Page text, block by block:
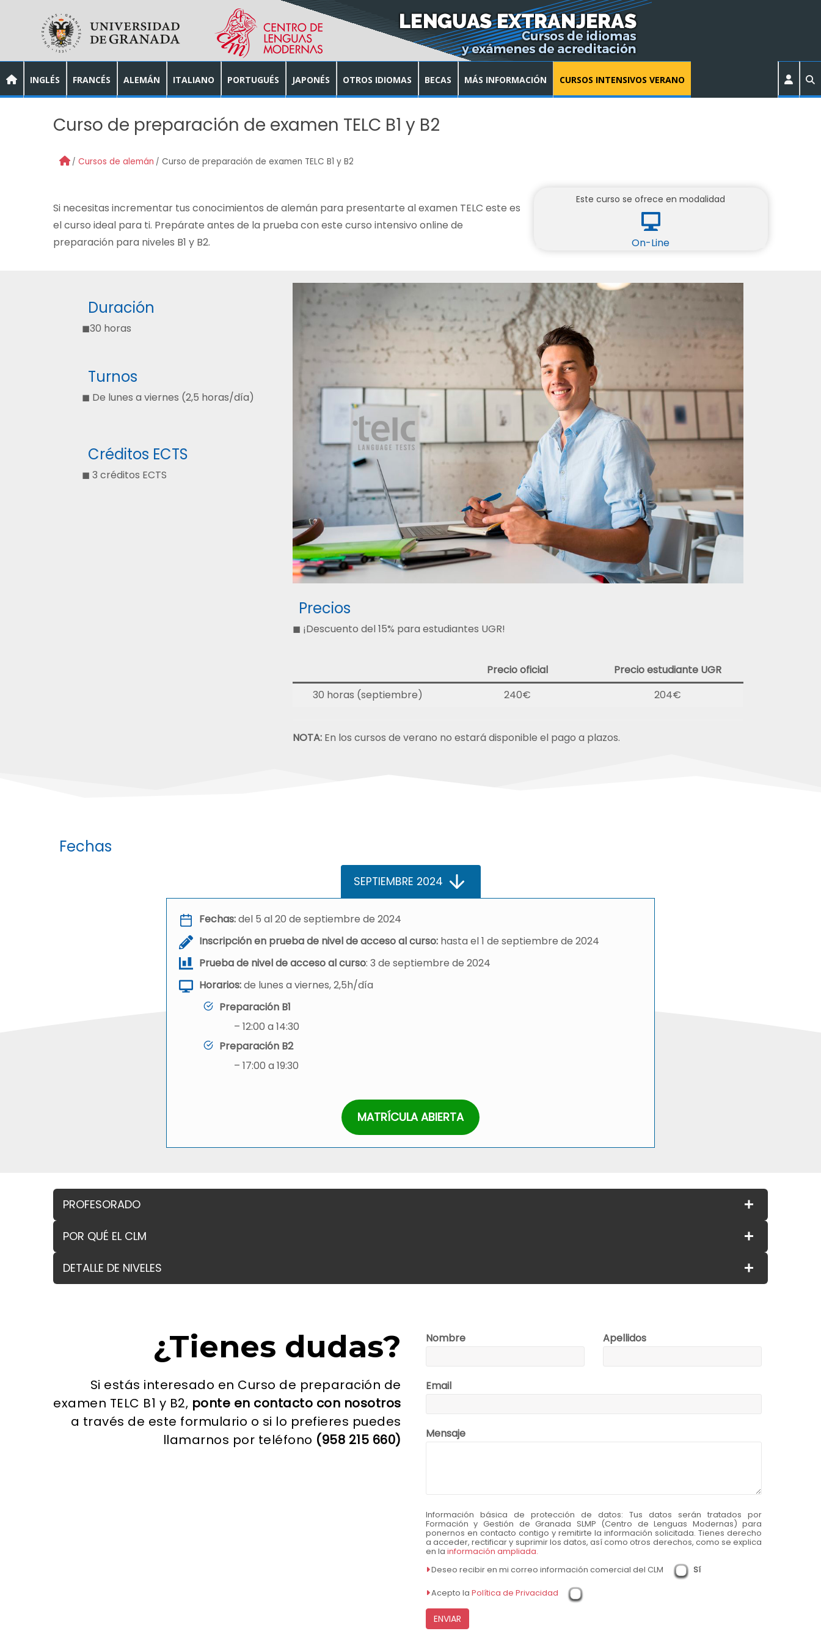
INGLÉS FRANCÉS ALEMÁN ITALIANO PORTUGUÉS JAPONÉS OTROS IDIOMAS BECAS MÁS INFORMACIÓN CURSOS INTENSIVOS VERANO
Curso de preparación de examen TELC B1 y B2
Cursos de alemán Curso de preparación de examen TELC B1 y B2
Si necesitas incrementar tus conocimientos de alemán para presentarte al examen TELC este es
el curso ideal para ti. Prepárate antes de la prueba con este curso intensivo online de
preparación para niveles B1 y B2.
Este curso se ofrece en modalidad
On-Line
Duración
◼30 horas
Turnos
◼ De lunes a viernes (2,5 horas/día)
Créditos ECTS
◼ 3 créditos ECTS
Precios
◼ ¡Descuento del 15% para estudiantes UGR!
Precio oficial
Precio estudiante UGR
30 horas (septiembre)
240€ 204€
NOTA:En los cursos de verano no estará disponible el pago a plazos.
Fechas
SEPTIEMBRE 2024
Fechas:del 5 al 20 de septiembre de 2024
Inscripción en prueba de nivel de acceso al curso: hasta el 1 de septiembre de 2024
Prueba de nivel de acceso al curso: 3 de septiembre de 2024
Horarios:de lunes a viernes, 2,5h/día
Preparación B1
– 12:00 a 14:30
Preparación B2
– 17:00 a 19:30
MATRÍCULA ABIERTA
PROFESORADO
POR QUÉ EL CLM
DETALLE DE NIVELES
¿Tienes dudas?
Si estás interesado en Curso de preparación de
examen TELC B1 y B2, ponte en contacto con nosotros
a través de este formulario o si lo prefieres puedes
llamarnos por teléfono (958 215 660)
Nombre Apellidos
Email
Mensaje
Información básica de protección de datos: Tus datos serán tratados por
Formación y Gestión de Granada SLMP (Centro de Lenguas Modernas) para
ponernos en contacto contigo y remitirte la información solicitada. Tienes derecho
a acceder, rectificar y suprimir los datos, así como otros derechos, como se explica
en la información ampliada.
Deseo recibir en mi correo información comercial del CLM Sí
Acepto la Política de Privacidad